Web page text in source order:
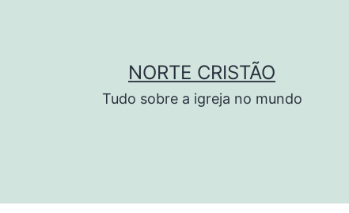
NORTE CRISTÃO
Tudo sobre a igreja no mundo